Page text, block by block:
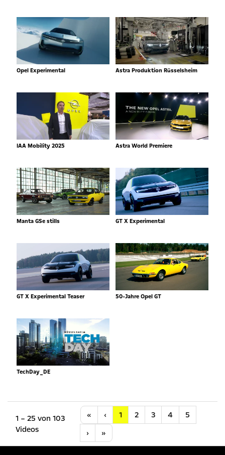
Opel Experimental Astra Produktion Rüsselsheim
IAA Mobility 2025 Astra World Premiere
Manta GSe stills GT X Experimental
GT X Experimental Teaser 50-Jahre Opel GT
TechDay_DE
1 – 25 von 103
Videos
«Anfang
‹Vorherige
1 2 3 4
5
›Nächste
»Letzte